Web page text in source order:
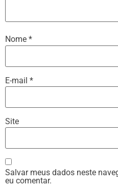
Nome *
E-mail *
Site
Salvar meus dados neste
eu comentar.